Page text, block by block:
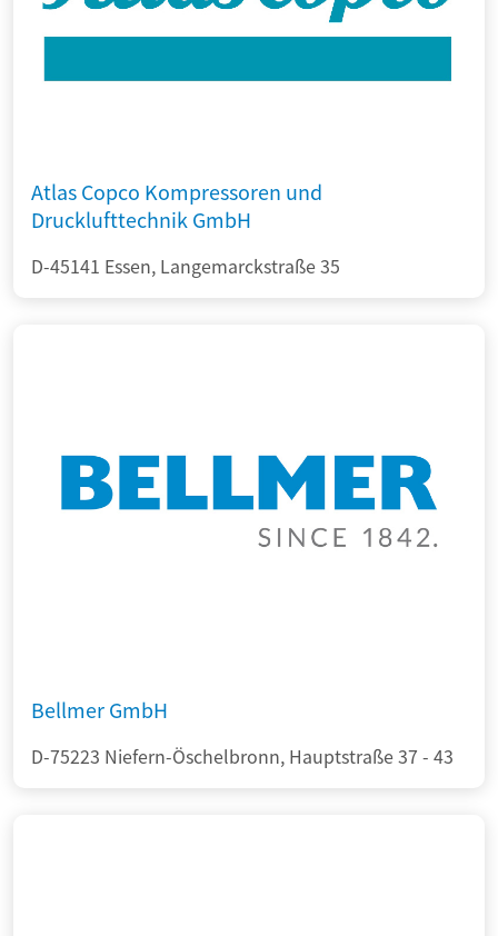
Atlas Copco Kompressoren und
Drucklufttechnik GmbH
D-45141 Essen, Langemarckstraße 35
Bellmer GmbH
D-75223 Niefern-Öschelbronn, Hauptstraße 37 - 43